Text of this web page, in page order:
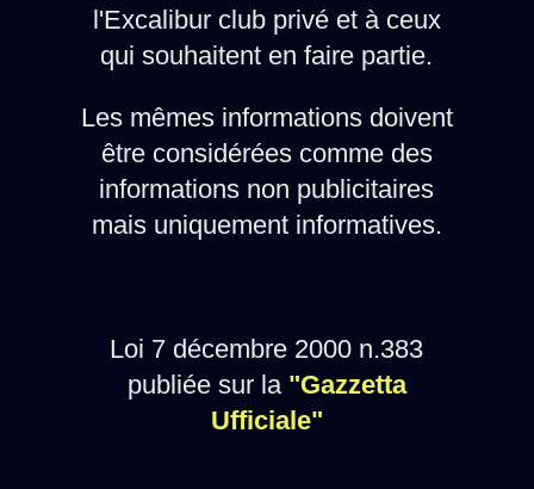
l'Excalibur club privé et à ceux
qui souhaitent en faire partie.
Les mêmes informations doivent
être considérées comme des
informations non publicitaires
mais uniquement informatives.
Loi 7 décembre 2000 n.383
publiée sur la "Gazzetta
Ufficiale"